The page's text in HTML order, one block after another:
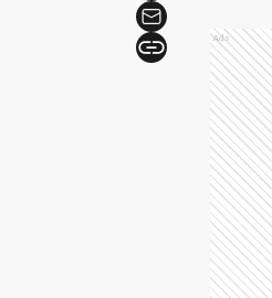
Ads